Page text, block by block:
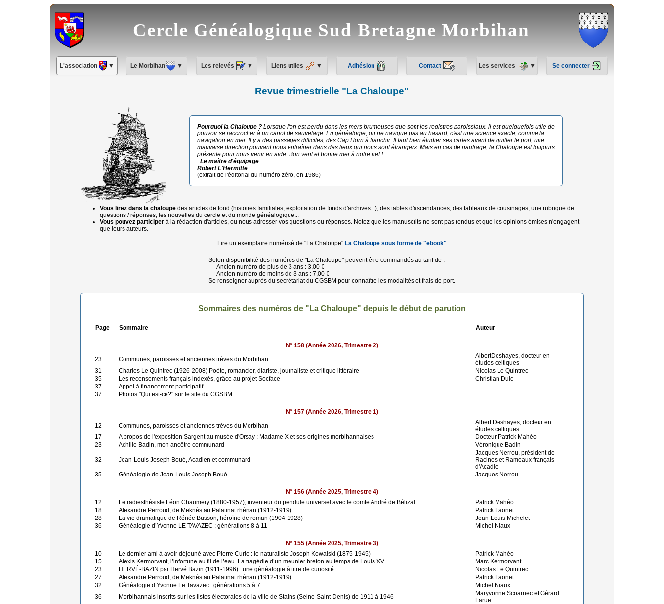
Cercle Généalogique Sud Bretagne Morbihan
L'association ▼ Le Morbihan ▼ Les relevés ▼ Liens utiles ▼ Adhésion Contact Les services ▼ Se connecter
Revue trimestrielle "La Chaloupe"
Pourquoi la Chaloupe ? Lorsque l'on est perdu dans les mers brumeuses que sont les registres paroissiaux, il est quelquefois utile de
pouvoir se raccrocher à un canot de sauvetage. En généalogie, on ne navigue pas au hasard, c'est une science exacte, comme la
navigation en mer. Il y a des passages difficiles, des Cap Horn à franchir. Il faut bien étudier ses cartes avant de quitter le port, une
mauvaise direction pouvant nous entraîner dans des lieux qui nous sont étrangers. Mais en cas de naufrage, la Chaloupe est toujours
présente pour nous venir en aide. Bon vent et bonne mer à notre nef !
Le maître d'équipage
Robert L'Hermitte
(extrait de l'éditorial du numéro zéro, en 1986)
Vous lirez dans la chaloupe des articles de fond (histoires familiales, exploitation de fonds d'archives...), des tables d'ascendances, des tableaux de cousinages, une rubrique de
questions / réponses, les nouvelles du cercle et du monde généalogique...
Vous pouvez participerà la rédaction d'articles, ou nous adresser vos questions ou réponses. Notez que les manuscrits ne sont pas rendus et que les opinions émises n'engagent
que leurs auteurs.
Lire un exemplaire numérisé de "La Chaloupe" La Chaloupe sous forme de "ebook"
Selon disponibilité des numéros de "La Chaloupe" peuvent être commandés au tarif de :
- Ancien numéro de plus de 3 ans : 3,00 €
- Ancien numéro de moins de 3 ans : 7,00 €
Se renseigner auprès du secrétariat du CGSBM pour connaître les modalités et frais de port.
Sommaires des numéros de "La Chaloupe" depuis le début de parution
Page Sommaire Auteur
N° 158 (Année 2026, Trimestre 2)
23
Communes, paroisses et anciennes trèves du Morbihan
AlbertDeshayes, docteur en
études celtiques
31
Charles Le Quintrec (1926-2008) Poète, romancier, diariste, journaliste et critique littéraire
Nicolas Le Quintrec
35
Les recensements français indexés, grâce au projet Socface
Christian Duic
37
Appel à financement participatif
37
Photos "Qui est-ce?" sur le site du CGSBM
N° 157 (Année 2026, Trimestre 1)
12
Communes, paroisses et anciennes trèves du Morbihan
Albert Deshayes, docteur en
études celtiques
17
A propos de l'exposition Sargent au musée d'Orsay : Madame X et ses origines morbihannaises
Docteur Patrick Mahéo
23
Achille Badin, mon ancêtre communard Véronique Badin
32 Jean-Louis Joseph Boué, Acadien et communard
Jacques Nerrou, président de
Racines et Rameaux français
d'Acadie
35
Généalogie de Jean-Louis Joseph Boué Jacques Nerrou
N° 156 (Année 2025, Trimestre 4)
12
Le radiesthésiste Léon Chaumery (1880-1957), inventeur du pendule universel avec le comte André de Bélizal
Patrick Mahéo
18
Alexandre Perroud, de Meknès au Palatinat rhénan (1912-1919)
Patrick Laonet
28
La vie dramatique de Rénée Busson, héroïne de roman (1904-1928)
Jean-Louis Michelet
36
Généalogie d’Yvonne LE TAVAZEC : générations 8 à 11 Michel Niaux
N° 155 (Année 2025, Trimestre 3)
10
Le dernier ami à avoir déjeuné avec Pierre Curie : le naturaliste Joseph Kowalski (1875-1945)
Patrick Mahéo
15
Alexis Kermorvant, l’infortune au fil de l’eau. La tragédie d’un meunier breton au temps de Louis XV
Marc Kermorvant
23
HERVÉ-BAZIN par Hervé Bazin (1911-1996) : une généalogie à titre de curiosité
Nicolas Le Quintrec
27
Alexandre Perroud, de Meknès au Palatinat rhénan (1912-1919)
Patrick Laonet
32
Généalogie d’Yvonne Le Tavazec : générations 5 à 7
Michel Niaux
36
Morbihannais inscrits sur les listes électorales de la ville de Stains (Seine-Saint-Denis) de 1911 à 1946
Maryvonne Scoarnec et Gérard
Larue